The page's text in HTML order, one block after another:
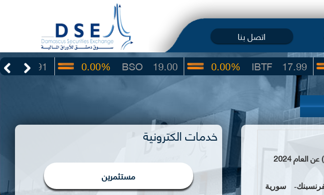
اتصل بنا
19.00
BSO
0.00% 17.99
IBTF
0.00%
سورية
خدمات الكترونية
مستثمرين